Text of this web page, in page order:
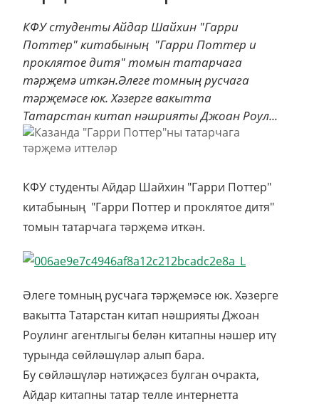
КФУ студенты Айдар Шайхин "Гарри
Поттер" китабының "Гарри Поттер и
проклятое дитя" томын татарчага
тәрҗемә иткән.Әлеге томның русчага
тәрҗемәсе юк. Хәзерге вакытта
Татарстан китап нәшрияты Джоан Роул...
КФУ студенты Айдар Шайхин "Гарри Поттер"
китабының "Гарри Поттер и проклятое дитя"
томын татарчага тәрҗемә иткән.
Әлеге томның русчага тәрҗемәсе юк. Хәзерге
вакытта Татарстан китап нәшрияты Джоан
Роулинг агентлыгы белән китапны нәшер итү
турында сөйләшүләр алып бара.
Бу сөйләшүләр нәтиҗәсез булган очракта,
Айдар китапны татар телле интернетта